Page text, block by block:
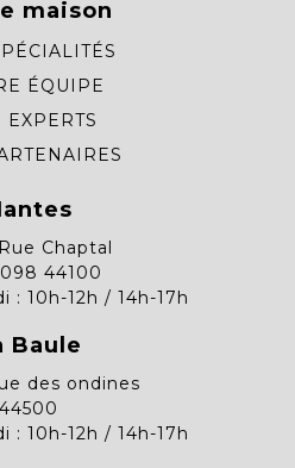
maison
ÉQUIPE
EXPERTS
Chaptal
44100
: 10h-12h / 14h-17h
Baule
des ondines
44500
: 10h-12h / 14h-17h